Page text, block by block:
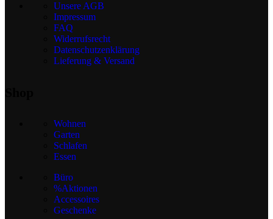
Unsere AGB
Impressum
FAQ
Widerrufsrecht
Datenschutzenklärung
Lieferung & Versand
Wohnen
Garten
Schlafen
Essen
Büro
%Aktionen
Accessoires
Geschenke